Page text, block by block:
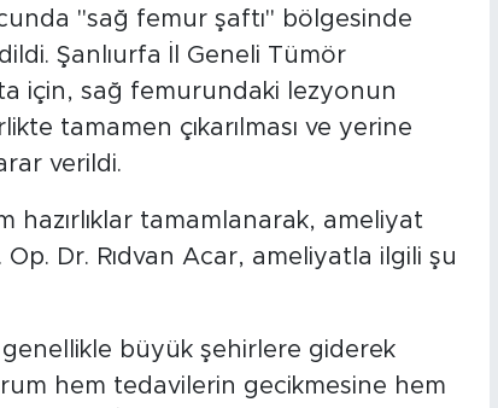
"sağ femur şaftı" bölgesinde
Şanlıurfa İl Geneli Tümör
için, sağ femurundaki lezyonun
tamamen çıkarılması ve yerine
verildi.
tamamlanarak, ameliyat
Op. Dr. Rıdvan Acar, ameliyatla ilgili şu
büyük şehirlere giderek
hem tedavilerin gecikmesine hem